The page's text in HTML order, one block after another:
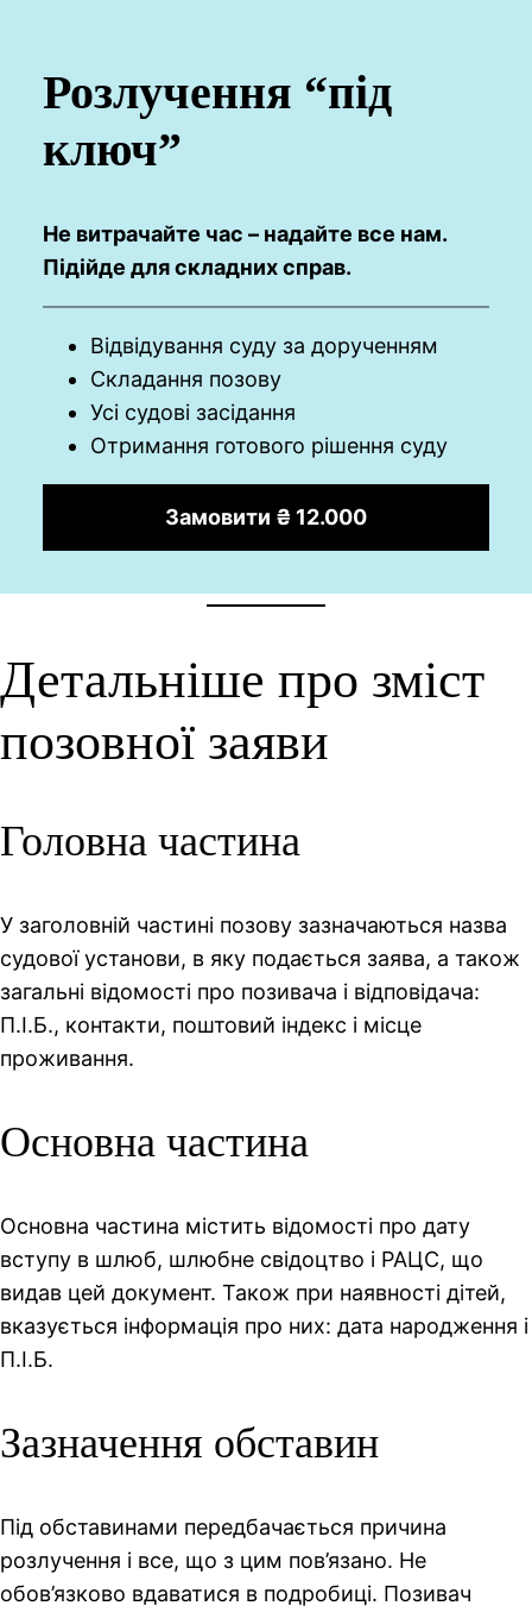
Розлучення “під
ключ”
Не витрачайте час – надайте все нам.
Підійде для складних справ.
Відвідування суду за дорученням
Складання позову
Усі судові засідання
Отримання готового рішення суду
Замовити ₴ 12.000
Детальніше про зміст
позовної заяви
Головна частина
У заголовній частині позову зазначаються назва
судової установи, в яку подається заява, а також
загальні відомості про позивача і відповідача:
П.І.Б., контакти, поштовий індекс і місце
проживання.
Основна частина
Основна частина містить відомості про дату
вступу в шлюб, шлюбне свідоцтво і РАЦС, що
видав цей документ. Також при наявності дітей,
вказується інформація про них: дата народження і
П.І.Б.
Зазначення обставин
Під обставинами передбачається причина
розлучення і все, що з цим пов’язано. Не
обов’язково вдаватися в подробиці. Позивач